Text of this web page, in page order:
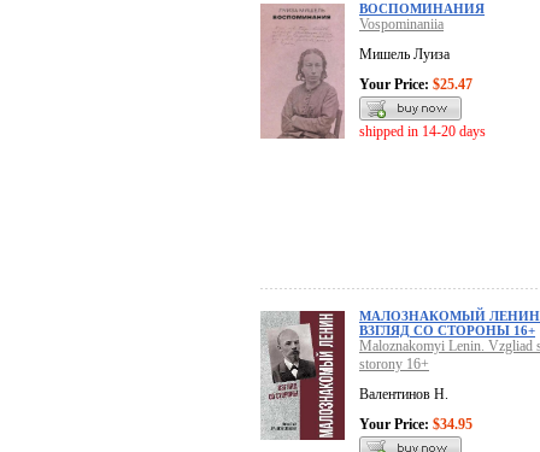
ВОСПОМИНАНИЯ
Vospominaniia
Мишель Луиза
Your Price: $25.47
shipped in 14-20 days
МАЛОЗНАКОМЫЙ
ВЗГЛЯД СО СТОРОНЫ 16+
Maloznakomyi Lenin. Vzgliad
storony 16+
Валентинов Н.
Your Price: $34.95